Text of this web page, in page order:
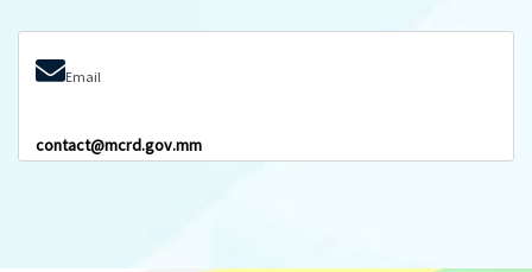
Email
contact@mcrd.gov.mm